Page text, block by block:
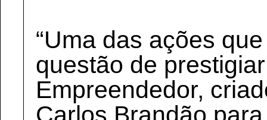
“Uma das ações
questão de
Empreendedor,
Carlos Brandão